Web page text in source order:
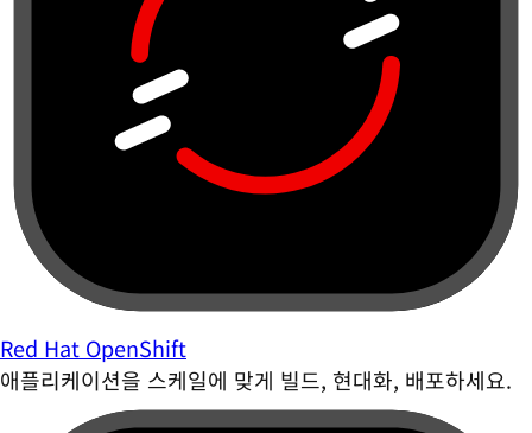
Red Hat OpenShift
애플리케이션을 스케일에 맞게 빌드, 현대화, 배포하세요.